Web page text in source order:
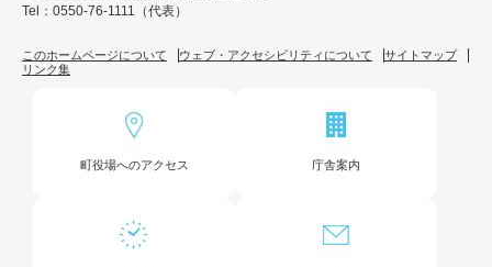
Tel：0550-76-1111（代表）
このホームページについて ウェブ・アクセシビリティについて
サイトマップ
リンク集
町役場へのアクセス 庁舎案内